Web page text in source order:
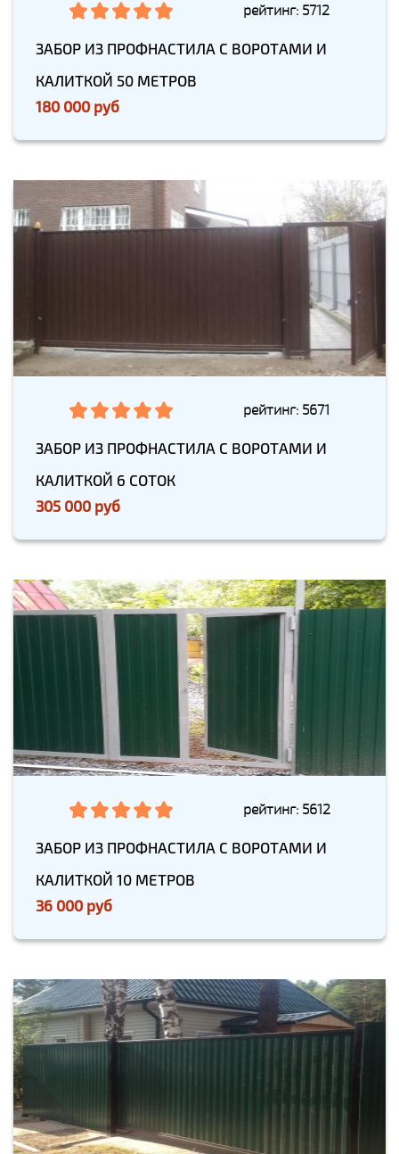
рейтинг: 5712
ЗАБОР ИЗ ПРОФНАСТИЛА С ВОРОТАМИ И
КАЛИТКОЙ 50 МЕТРОВ
180 000 руб
рейтинг: 5671
ЗАБОР ИЗ ПРОФНАСТИЛА С ВОРОТАМИ И
КАЛИТКОЙ 6 СОТОК
305 000 руб
рейтинг: 5612
ЗАБОР ИЗ ПРОФНАСТИЛА С ВОРОТАМИ И
КАЛИТКОЙ 10 МЕТРОВ
36 000 руб